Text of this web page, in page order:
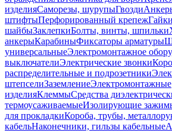
изделияСаморезы, шурупыГвозди
штифтыПерфорированный крепеж
шайбыЗаклепкиБолты, винты, шпильки
анкерыКарабиныФиксаторы арматуры
универсальныеЭлектромонтажное
выключателиЭлектрические звонки
распределительные и подрозетники
штепселиЗаземлениеЭлектромонтажные
изделияКлеммыСредства
термоусаживаемыеИзолирующие
для прокладкиКороба, трубы,
кабельНаконечники, гильзы кабельные